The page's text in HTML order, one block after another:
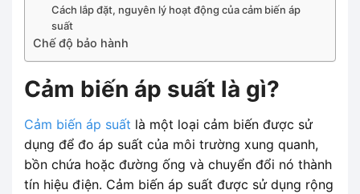
Cách lắp đặt, nguyên lý hoạt động của cảm biến áp
suất
Chế độ bảo hành
Cảm biến áp suất là gì?
Cảm biến áp suất là một loại cảm biến được sử
dụng để đo áp suất của môi trường xung quanh,
bồn chứa hoặc đường ống và chuyển đổi nó thành
tín hiệu điện. Cảm biến áp suất được sử dụng rộng